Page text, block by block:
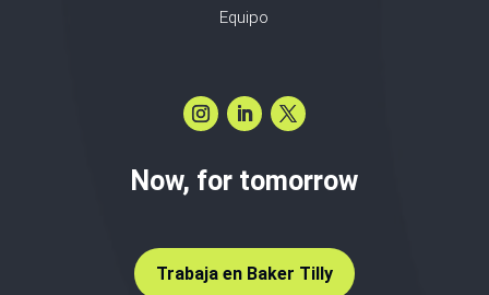
Equipo
Now, for tomorrow
Trabaja en Baker Tilly